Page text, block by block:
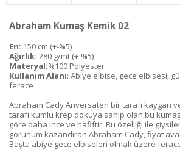
Abraham Kumaş Kemik 02
En: 150 cm (+-%5)
Ağırlık: 280 g/mt (+-%5)
Materyal:%100 Polyester
Kullanım Alanı: Abiye elbise, gece elbisesi,
ferace
Abraham Cady Anversaten bir tarafı kaygan
tarafı kumlu krep dokuya sahip olan bu
göre daha ince ve hafiftir. Bu özelliği ile
görünüm kazandıran Abraham Cady, fiyat
Başta abiye gece elbiseleri olmak üzere